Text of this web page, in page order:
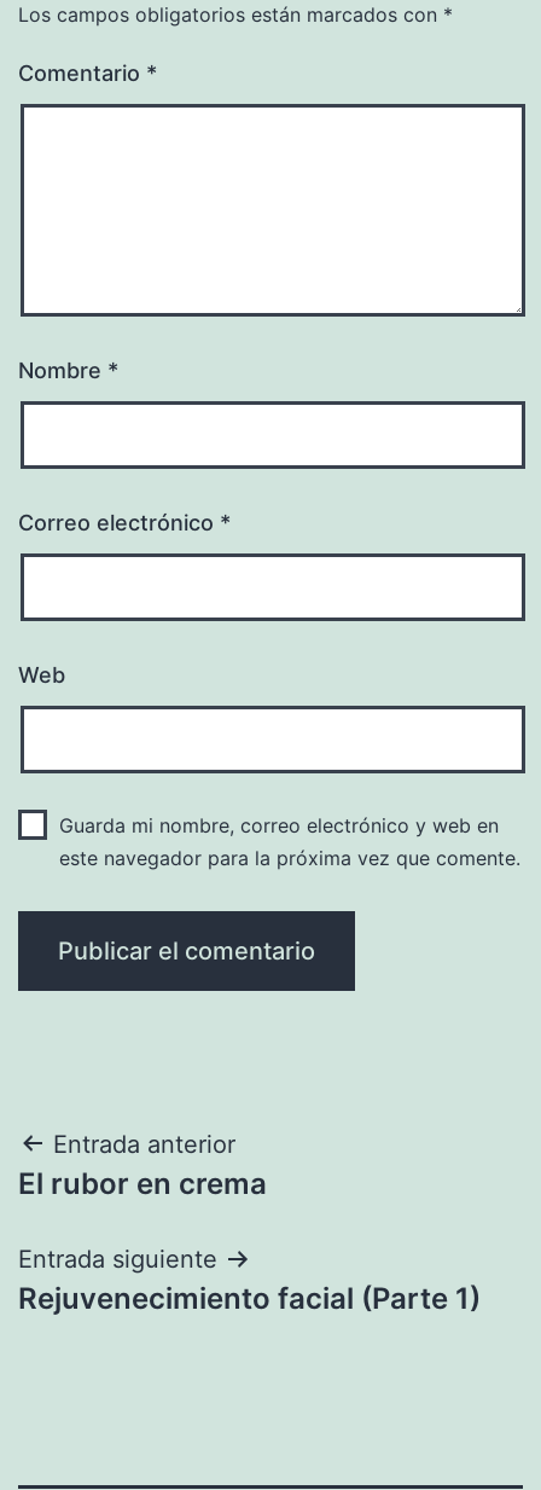
Los campos obligatorios están marcados con *
Comentario *
Nombre *
Correo electrónico *
Web
Guarda mi nombre, correo electrónico y web en
este navegador para la próxima vez que comente.
Navegación
de
entradas
Entrada anterior
El rubor en crema
Entrada siguiente
Rejuvenecimiento facial (Parte 1)